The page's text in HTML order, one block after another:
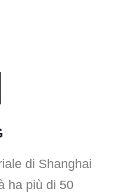
di Shanghai
ha più di 50